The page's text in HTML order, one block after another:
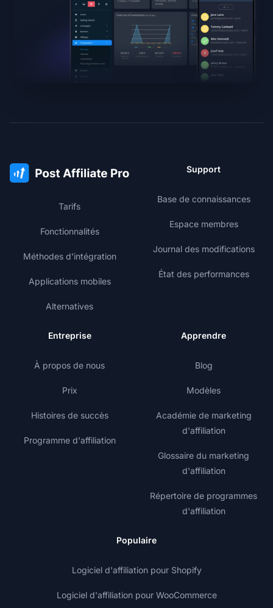
Tarifs
Fonctionnalités
Méthodes d'intégration
Applications mobiles
Alternatives
Support
Base de connaissances
Espace membres
Journal des modifications
État des performances
Entreprise
À propos de nous
Prix
Histoires de succès
Programme d'affiliation
Apprendre
Blog
Modèles
Académie de marketing
d'affiliation
Glossaire du marketing
d'affiliation
Répertoire de programmes
d'affiliation
Populaire
Logiciel d'affiliation pour Shopify
Logiciel d'affiliation pour WooCommerce